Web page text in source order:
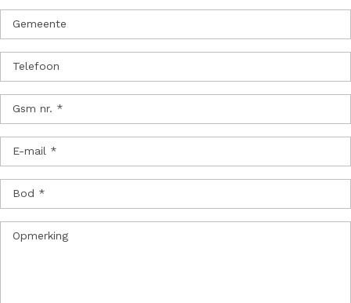
Gemeente
Telefoon
Gsm nr. *
E-mail *
Bod *
Opmerking